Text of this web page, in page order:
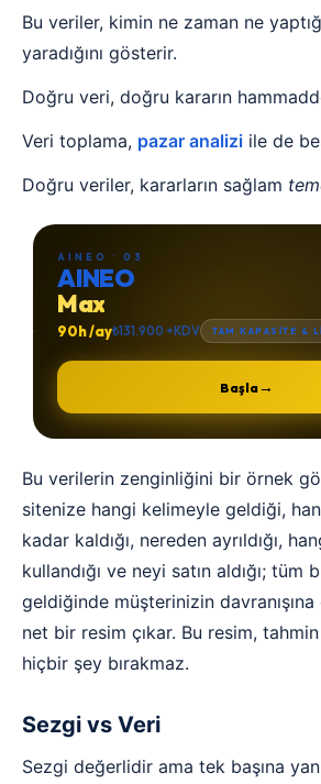
Bu veriler, kimin ne zaman ne
yaradığını gösterir.
Doğru veri, doğru kararın
Veri toplama, pazar analizi ile de
Doğru veriler, kararların sağlam
AINEO · 03
AINEO
Max
90h /ay₺131.900 +KDV TAM KAPASİTE &
Başla→
Bu verilerin zenginliğini bir örnek
sitenize hangi kelimeyle geldiği,
kadar kaldığı, nereden ayrıldığı,
kullandığı ve neyi satın aldığı; tüm
geldiğinde müşterinizin
net bir resim çıkar. Bu resim,
hiçbir şey bırakmaz.
Sezgi vs Veri
Sezgi değerlidir ama tek başına